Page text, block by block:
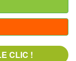
CLIC !